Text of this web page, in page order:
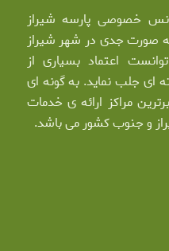
خصوصی پارسه شیراز
خود را به صورت جدی در شهر شیراز
اعتماد بسیاری از
ای جلب نماید. به گونه ای
مراکز ارائه ی خدمات
و جنوب کشور می باشد.